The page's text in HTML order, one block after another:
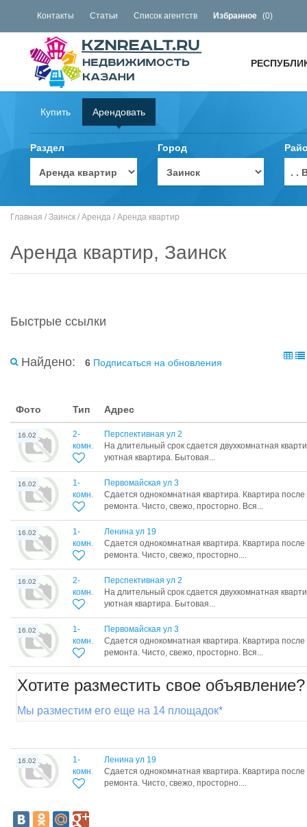
Контакты Статьи Список агентств Избранное (0)
Купить Арендовать
Раздел Город
. .
Главная / Заинск / Аренда / Аренда квартир
Аренда квартир, Заинск
Быстрые ссылки
Найдено: 6 Подписаться на обновления
Фото Тип Адрес
16.02
2-
комн.
Перспективная ул 2
На длительный срок сдается двухкомнатная
уютная квартира. Бытовая...
16.02
1-
комн.
Первомайская ул 3
Сдается однокомнатная квартира. Квартира после
ремонта. Чисто, свежо, просторно. Вся...
16.02
1-
комн.
Ленина ул 19
Сдается однокомнатная квартира. Квартира после
ремонта. Чисто, свежо, просторно....
16.02
2-
комн.
Перспективная ул 2
На длительный срок сдается двухкомнатная
уютная квартира. Бытовая...
16.02
1-
комн.
Первомайская ул 3
Сдается однокомнатная квартира. Квартира после
ремонта. Чисто, свежо, просторно. Вся...
Хотите разместить свое объявление?
Мы разместим его еще на 14 площадок*
16.02
1-
комн.
Ленина ул 19
Сдается однокомнатная квартира. Квартира после
ремонта. Чисто, свежо, просторно....